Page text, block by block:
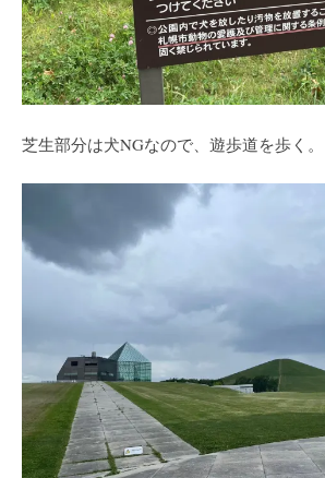
芝生部分は犬NGなので、遊歩道を歩く。